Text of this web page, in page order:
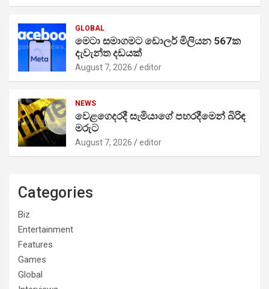
GLOBAL
මෙටා සමාගමට ඩොලර් මිලියන 567ක
දැවැන්ත දඩයක්
August 7, 2026 editor
NEWS
වෙළගෙදරදී සැමියාගේ පහරදීමෙන් බිරිඳ
මරුට
August 7, 2026 editor
Categories
Biz
Entertainment
Features
Games
Global